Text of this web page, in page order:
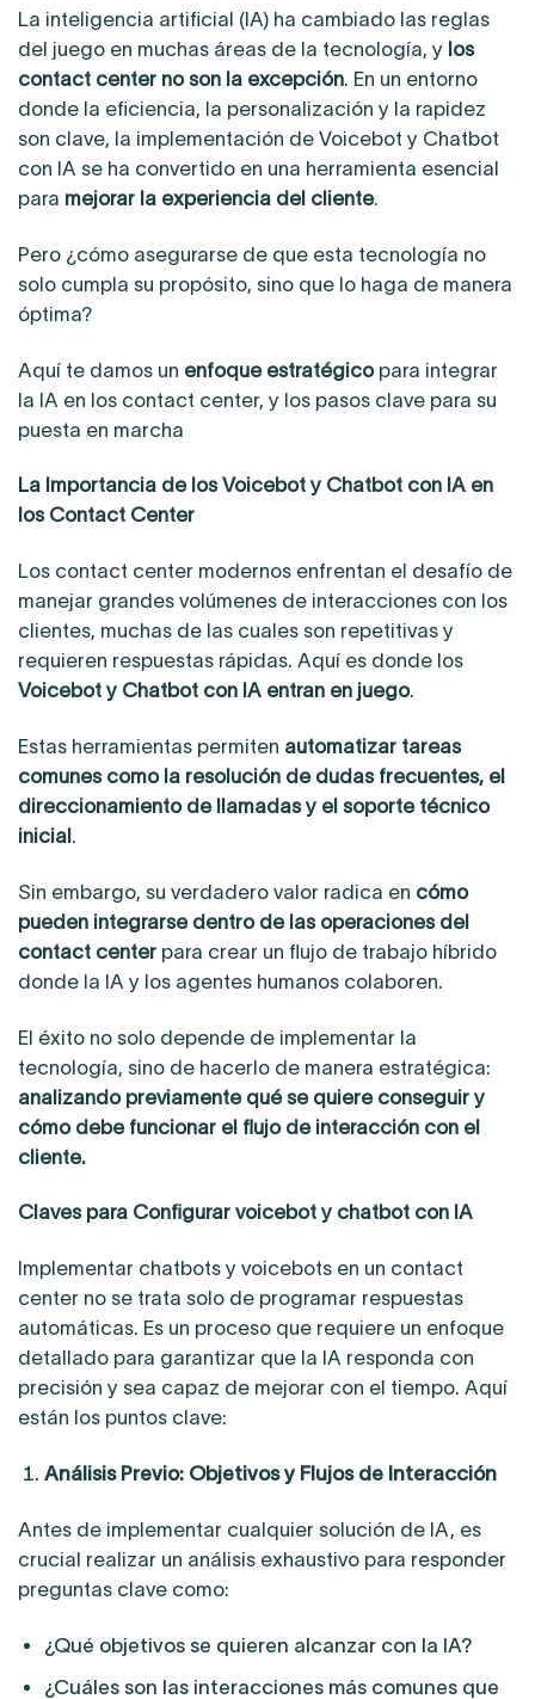
La inteligencia artificial (IA) ha cambiado las reglas
del juego en muchas áreas de la tecnología, y los
contact center no son la excepción. En un entorno
donde la eficiencia, la personalización y la rapidez
son clave, la implementación de Voicebot y Chatbot
con IA se ha convertido en una herramienta esencial
para mejorar la experiencia del cliente.
Pero ¿cómo asegurarse de que esta tecnología no
solo cumpla su propósito, sino que lo haga de manera
óptima?
Aquí te damos un enfoque estratégicopara integrar
la IA en los contact center, y los pasos clave para su
puesta en marcha
La Importancia de los Voicebot y Chatbot con IA en
los Contact Center
Los contact center modernos enfrentan el desafío de
manejar grandes volúmenes de interacciones con los
clientes, muchas de las cuales son repetitivas y
requieren respuestas rápidas. Aquí es donde los
Voicebot y Chatbot con IA entran en juego.
Estas herramientas permiten automatizar tareas
comunes como la resolución de dudas frecuentes, el
direccionamiento de llamadas y el soporte técnico
inicial.
Sin embargo, su verdadero valor radica en cómo
pueden integrarse dentro de las operaciones del
contact center para crear un flujo de trabajo híbrido
donde la IA y los agentes humanos colaboren.
El éxito no solo depende de implementar la
tecnología, sino de hacerlo de manera estratégica:
analizando previamente qué se quiere conseguir y
cómo debe funcionar el flujo de interacción con el
cliente.
Claves para Configurar voicebot y chatbot con IA
Implementar chatbots y voicebots en un contact
center no se trata solo de programar respuestas
automáticas. Es un proceso que requiere un enfoque
detallado para garantizar que la IA responda con
precisión y sea capaz de mejorar con el tiempo. Aquí
están los puntos clave:
Análisis Previo: Objetivos y Flujos de Interacción
Antes de implementar cualquier solución de IA, es
crucial realizar un análisis exhaustivo para responder
preguntas clave como:
¿Qué objetivos se quieren alcanzar con la IA?
¿Cuáles son las interacciones más comunes que